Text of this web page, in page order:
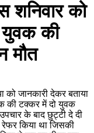
शनिवार को
की
मौत
को जानकारी देकर बताया
की टक्कर में दो युवक
के बाद छुट्टी दे दी
किया था जिसकी